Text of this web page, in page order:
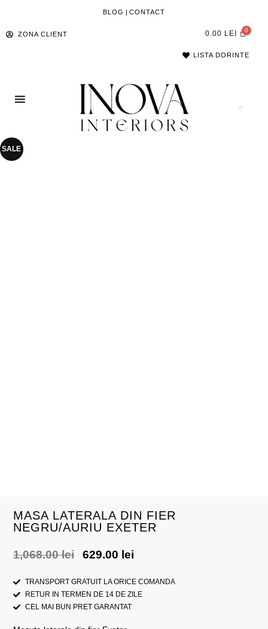
BLOG | CONTACT
ZONA CLIENT 0.00 LEI
LISTA DORINTE
SALE
MASA LATERALA DIN FIER
NEGRU/AURIU EXETER
1,068.00lei 629.00 lei
TRANSPORT GRATUIT LA ORICE COMANDA
RETUR IN TERMEN DE 14 DE ZILE
CEL MAI BUN PRET GARANTAT